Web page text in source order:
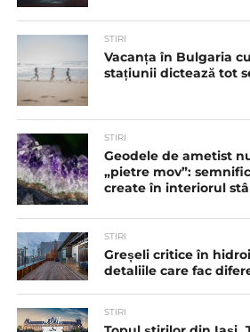
STIRI
Vacanța în Bulgaria
stațiunii dictează tot
STIRI
Geodele de ametist
„pietre mov”:
create în interiorul
STIRI
Greșeli critice în
detaliile care fac
STIRI